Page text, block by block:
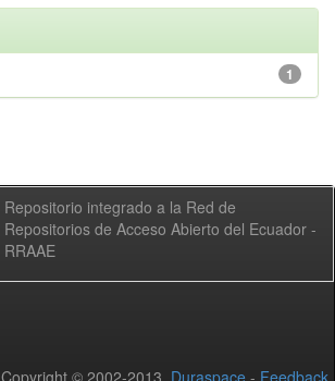
1
Repositorio integrado a la Red de
Repositorios de Acceso Abierto del Ecuador -
RRAAE
Copyright © 2002-2013 Duraspace - Feedback